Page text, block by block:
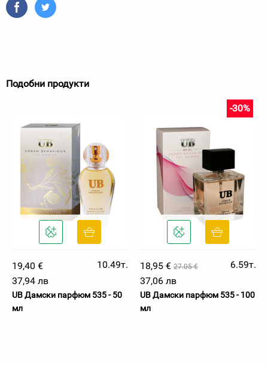
Подобни продукти
19,40 €
10.49т.
37,94 лв
UB Дамски парфюм 535 - 50
мл
18,95 € 27.05 €
-30%
6.59т.
37,06 лв
UB Дамски парфюм 535 - 100
мл